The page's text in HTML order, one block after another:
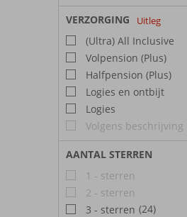
VERZORGING Uitleg
(Ultra) All Inclusive
Volpension (Plus)
Halfpension (Plus)
Logies en ontbijt
Logies
Volgens beschrijving
AANTAL STERREN
1 - sterren
2 - sterren
3 - sterren (24)